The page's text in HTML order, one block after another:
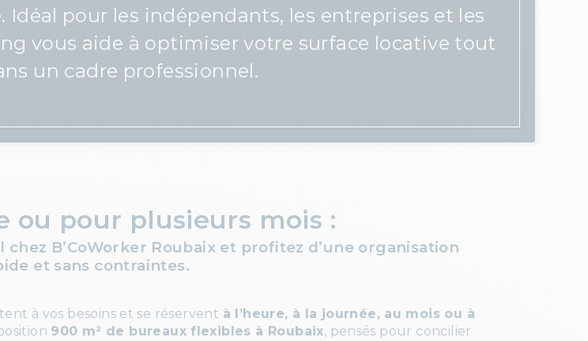
pour les indépendants, les entreprises et les
vous aide à optimiser votre surface locative tout
un cadre professionnel.
ou pour plusieurs mois :
chez B’CoWorker Roubaix et profitez d’une organisation
et sans contraintes.
à vos besoins et se réservent à l’heure, à la journée, au mois ou à
900 m² de bureaux flexibles à Roubaix, pensés pour concilier